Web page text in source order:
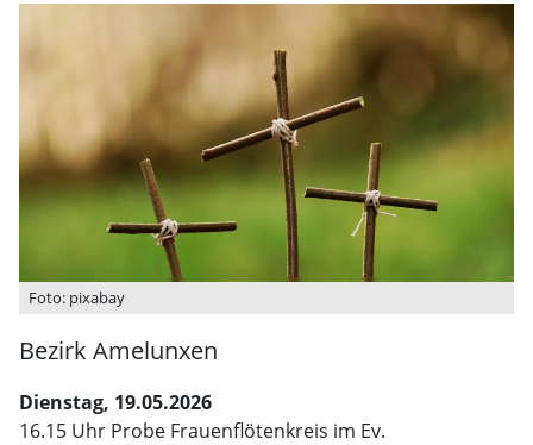
Foto: pixabay
Bezirk Amelunxen
Dienstag, 19.05.2026
16.15 Uhr Probe Frauenflötenkreis im Ev.